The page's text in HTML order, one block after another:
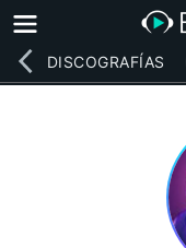
DISCOGRAFÍAS